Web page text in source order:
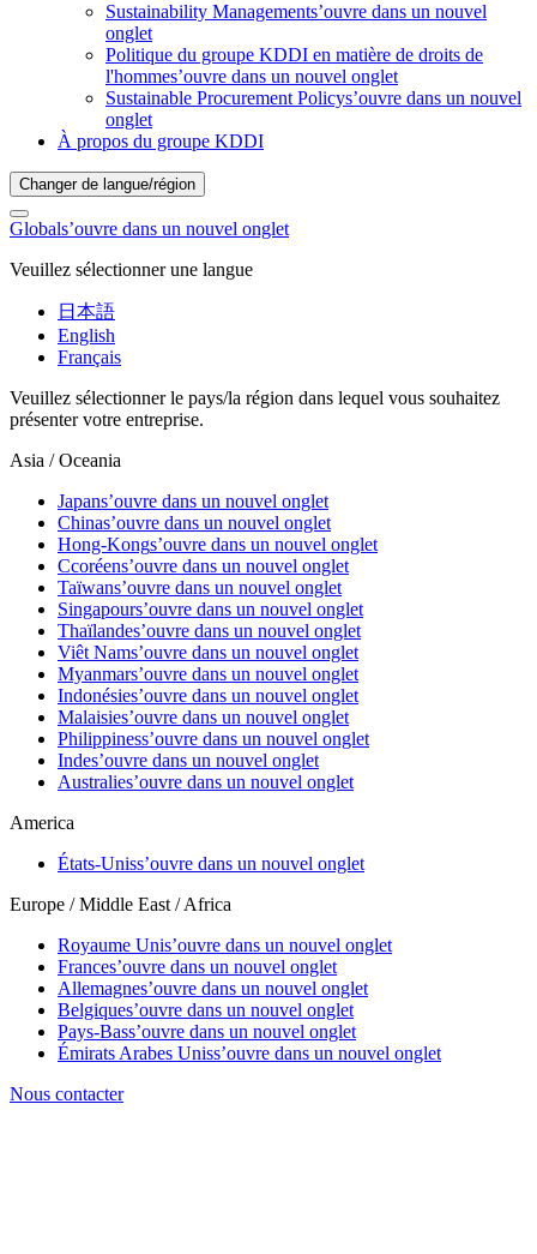
Sustainability Managements’ouvre dans un nouvel
onglet
Politique du groupe KDDI en matière de droits de
l'hommes’ouvre dans un nouvel onglet
Sustainable Procurement Policys’ouvre dans un nouvel
onglet
À propos du groupe KDDI
Changer de langue/région
Globals’ouvre dans un nouvel onglet
Veuillez sélectionner une langue
日本語
English
Français
Veuillez sélectionner le pays/la région dans lequel vous souhaitez
présenter votre entreprise.
Asia / Oceania
Japans’ouvre dans un nouvel onglet
Chinas’ouvre dans un nouvel onglet
Hong-Kongs’ouvre dans un nouvel onglet
Ccoréens’ouvre dans un nouvel onglet
Taïwans’ouvre dans un nouvel onglet
Singapours’ouvre dans un nouvel onglet
Thaïlandes’ouvre dans un nouvel onglet
Viêt Nams’ouvre dans un nouvel onglet
Myanmars’ouvre dans un nouvel onglet
Indonésies’ouvre dans un nouvel onglet
Malaisies’ouvre dans un nouvel onglet
Philippiness’ouvre dans un nouvel onglet
Indes’ouvre dans un nouvel onglet
Australies’ouvre dans un nouvel onglet
America
États-Uniss’ouvre dans un nouvel onglet
Europe / Middle East / Africa
Royaume Unis’ouvre dans un nouvel onglet
Frances’ouvre dans un nouvel onglet
Allemagnes’ouvre dans un nouvel onglet
Belgiques’ouvre dans un nouvel onglet
Pays-Bass’ouvre dans un nouvel onglet
Émirats Arabes Uniss’ouvre dans un nouvel onglet
Nous contacter